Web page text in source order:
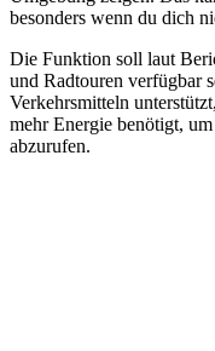
besonders wenn du dich
Die Funktion soll laut
und Radtouren verfügbar
Verkehrsmitteln
mehr Energie benötigt,
abzurufen.